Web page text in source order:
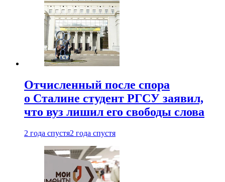
Отчисленный после спора
о Сталине студент РГСУ заявил,
что вуз лишил его свободы слова
2 года спустя2 года спустя